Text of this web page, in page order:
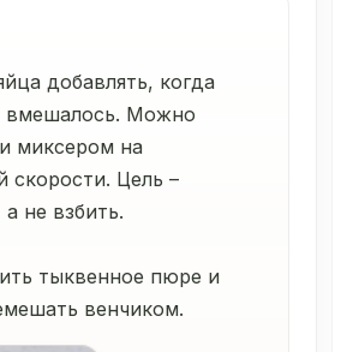
добавлять, когда
вмешалось. Можно
миксером на
скорости. Цель –
не взбить.
тыквенное пюре и
венчиком.